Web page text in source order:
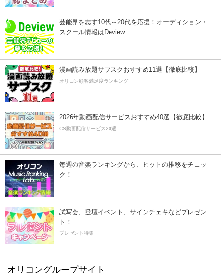
芸能界を志す10代～20代を応援！オーディション・
スクール情報はDeview
漫画読み放題サブスクおすすめ11選【徹底比較】
オリコン顧客満足度ランキング
2026年動画配信サービスおすすめ40選【徹底比較】
CS動画配信サービス20選
毎週の音楽ランキングから、ヒットの推移をチェッ
ク！
試写会、登壇イベント、サインチェキなどプレゼン
ト！
プレゼント特集
オリコングループサイト